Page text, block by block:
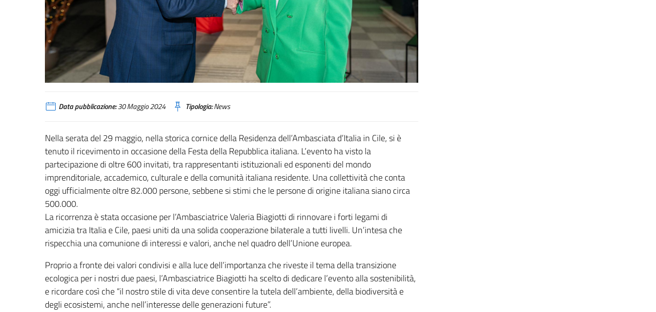
Data pubblicazione:30 Maggio 2024 Tipologia:News
Nella serata del 29 maggio, nella storica cornice della Residenza dell’Ambasciata d’Italia in Cile, si è
tenuto il ricevimento in occasione della Festa della Repubblica italiana. L’evento ha visto la
partecipazione di oltre 600 invitati, tra rappresentanti istituzionali ed esponenti del mondo
imprenditoriale, accademico, culturale e della comunità italiana residente. Una collettività che conta
oggi ufficialmente oltre 82.000 persone, sebbene si stimi che le persone di origine italiana siano circa
500.000.
La ricorrenza è stata occasione per l’Ambasciatrice Valeria Biagiotti di rinnovare i forti legami di
amicizia tra Italia e Cile, paesi uniti da una solida cooperazione bilaterale a tutti livelli. Un’intesa che
rispecchia una comunione di interessi e valori, anche nel quadro dell’Unione europea.
Proprio a fronte dei valori condivisi e alla luce dell’importanza che riveste il tema della transizione
ecologica per i nostri due paesi, l’Ambasciatrice Biagiotti ha scelto di dedicare l’evento alla sostenibilità,
e ricordare così che “il nostro stile di vita deve consentire la tutela dell’ambiente, della biodiversità e
degli ecosistemi, anche nell’interesse delle generazioni future”.